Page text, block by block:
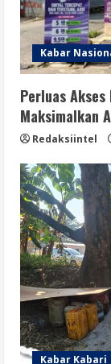
Kabar
Perluas
Maksimalkan
Redaksiintel
Kabar Kabari